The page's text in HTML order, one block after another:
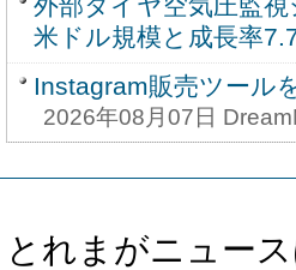
外部タイヤ空気圧監
米ドル規模と成長率
Instagram販売ツール
2026年08月07日
とれまがニュー